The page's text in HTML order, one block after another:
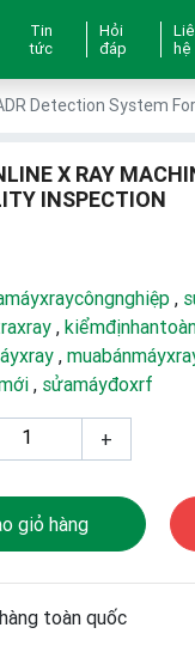
Tin
tức
Hỏi
đáp
hệ
Detection System
X RAY
INSPECTION
,
,
,
, sửamáyđoxrf
+
giỏ hàng
toàn quốc